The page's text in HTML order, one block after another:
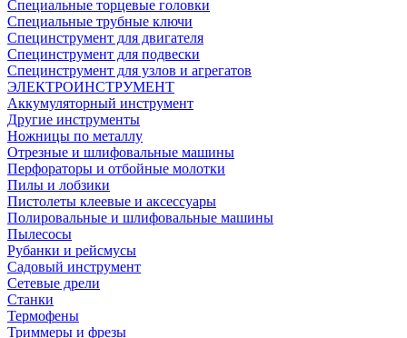
Специальные торцевые головки
Специальные трубные ключи
Специнструмент для двигателя
Специнструмент для подвески
Специнструмент для узлов и агрегатов
ЭЛЕКТРОИНСТРУМЕНТ
Аккумуляторный инструмент
Другие инструменты
Ножницы по металлу
Отрезные и шлифовальные машины
Перфораторы и отбойные молотки
Пилы и лобзики
Пистолеты клеевые и аксессуары
Полировальные и шлифовальные машины
Пылесосы
Рубанки и рейсмусы
Садовый инструмент
Сетевые дрели
Станки
Термофены
Триммеры и фрезы